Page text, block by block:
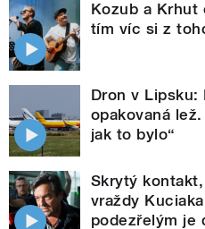
Kozub a Krhut
tím víc si z
Dron v Lipsku:
opakovaná
jak to bylo“
Skrytý
vraždy
podezřelým je